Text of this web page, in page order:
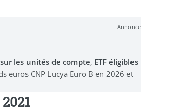
Annonce
les unités de compte, ETF éligibles
euros CNP Lucya Euro B en 2026 et